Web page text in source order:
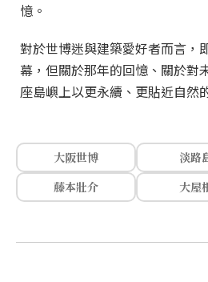
憶。
對於世博迷與建築愛好者而言，
幕，但關於那年的回憶、關於對
座島嶼上以更永續、更貼近自然
大阪世博
淡路
藤本壯介
大屋